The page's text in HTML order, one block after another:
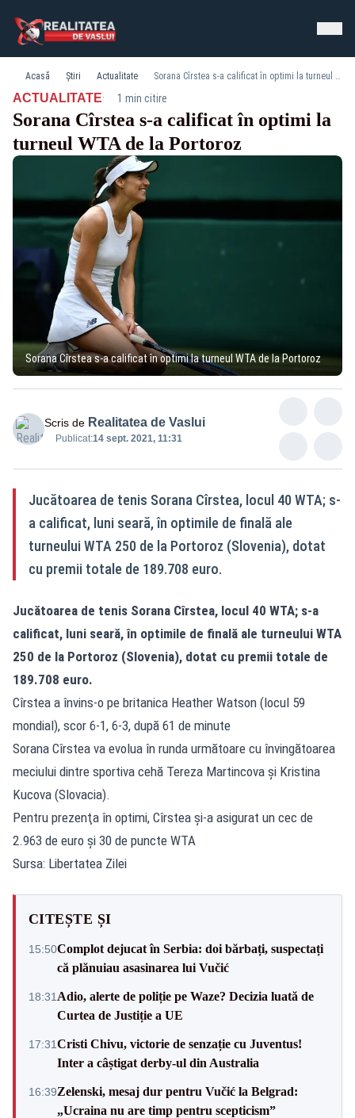
Acasă Știri Actualitate Sorana Cîrstea s-a calificat în optimi la turneul WTA de la Portoroz
ACTUALITATE· 1 min citire
Sorana Cîrstea s-a calificat în optimi la
turneul WTA de la Portoroz
Sorana Cîrstea s-a calificat în optimi la turneul WTA de la Portoroz
Scris de Realitatea de Vaslui
Publicat:14 sept. 2021, 11:31
Jucătoarea de tenis Sorana Cîrstea, locul 40 WTA; s-
a calificat, luni seară, în optimile de finală ale
turneului WTA 250 de la Portoroz (Slovenia), dotat
cu premii totale de 189.708 euro.
Jucătoarea de tenis Sorana Cîrstea, locul 40 WTA; s-a
calificat, luni seară, în optimile de finală ale turneului WTA
250 de la Portoroz (Slovenia), dotat cu premii totale de
189.708 euro.
Cîrstea a învins-o pe britanica Heather Watson (locul 59
mondial), scor 6-1, 6-3, după 61 de minute
Sorana Cîrstea va evolua în runda următoare cu învingătoarea
meciului dintre sportiva cehă Tereza Martincova şi Kristina
Kucova (Slovacia).
Pentru prezenţa în optimi, Cîrstea şi-a asigurat un cec de
2.963 de euro şi 30 de puncte WTA
Sursa: Libertatea Zilei
CITEȘTE ȘI
15:50Complot dejucat în Serbia: doi bărbați, suspectați
că plănuiau asasinarea lui Vučić
18:31 Adio, alerte de poliție pe Waze? Decizia luată de
Curtea de Justiție a UE
17:31Cristi Chivu, victorie de senzație cu Juventus!
Inter a câștigat derby-ul din Australia
16:39Zelenski, mesaj dur pentru Vučić la Belgrad:
„Ucraina nu are timp pentru scepticism”